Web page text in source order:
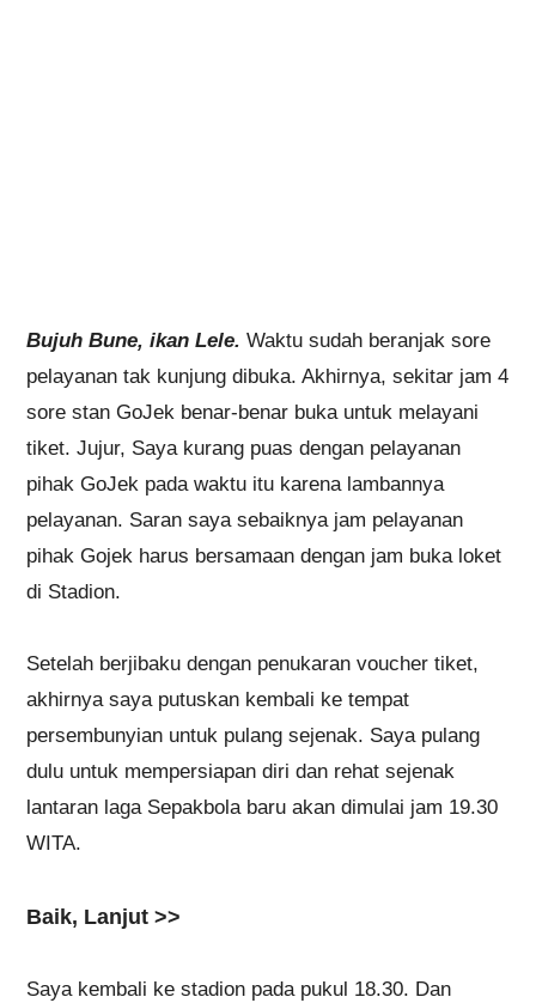
Bujuh Bune, ikan Lele. Waktu sudah beranjak sore
pelayanan tak kunjung dibuka. Akhirnya, sekitar jam 4
sore stan GoJek benar-benar buka untuk melayani
tiket. Jujur, Saya kurang puas dengan pelayanan
pihak GoJek pada waktu itu karena lambannya
pelayanan. Saran saya sebaiknya jam pelayanan
pihak Gojek harus bersamaan dengan jam buka loket
di Stadion.
Setelah berjibaku dengan penukaran voucher tiket,
akhirnya saya putuskan kembali ke tempat
persembunyian untuk pulang sejenak. Saya pulang
dulu untuk mempersiapan diri dan rehat sejenak
lantaran laga Sepakbola baru akan dimulai jam 19.30
WITA.
Baik, Lanjut >>
Saya kembali ke stadion pada pukul 18.30. Dan